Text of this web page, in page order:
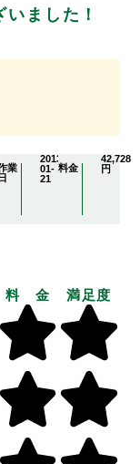
ました！
業
日
2013-
01-
21
料金
42,728
円
料 金 満足度